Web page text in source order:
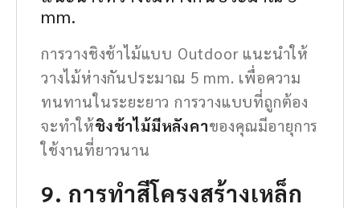
mm.
การวางชิงช้าไม้แบบ Outdoor แนะนำให้
วางไม้ห่างกันประมาณ 5 mm. เพื่อความ
ทนทานในระยะยาว การวางแบบที่ถูกต้อง
จะทำให้ชิงช้าไม้มีหลังคาของคุณมีอายุการ
ใช้งานที่ยาวนาน
9. การทำสีโครงสร้างเหล็ก